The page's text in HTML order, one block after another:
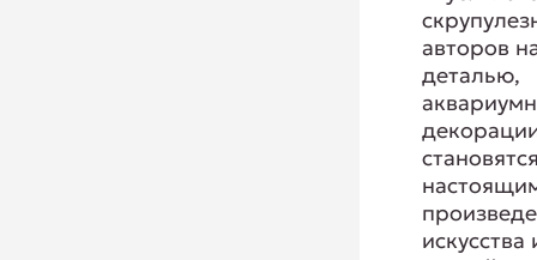
авторов
деталью,
искусства